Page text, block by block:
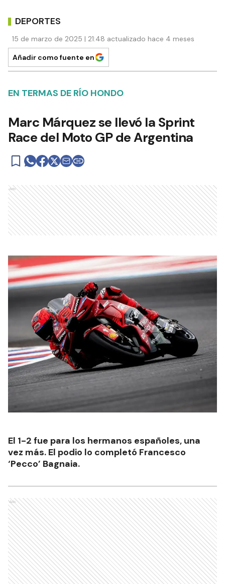
DEPORTES
15 de marzo de 2025 | 21:48 actualizado hace 4 meses
Añadir como fuente en
EN TERMAS DE RÍO HONDO
Marc Márquez se llevó la Sprint
Race del Moto GP de Argentina
Ads
El 1-2 fue para los hermanos españoles, una
vez más. El podio lo completó Francesco
‘Pecco’ Bagnaia.
Ads